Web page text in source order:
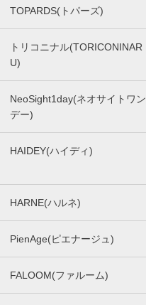
TOPARDS(トパーズ)
トリコニナル(TORICONINAR
U)
NeoSight1day(ネオサイトワン
デー)
HAIDEY(ハイディ)
HARNE(ハルネ)
PienAge(ピエナージュ)
FALOOM(ファルーム)